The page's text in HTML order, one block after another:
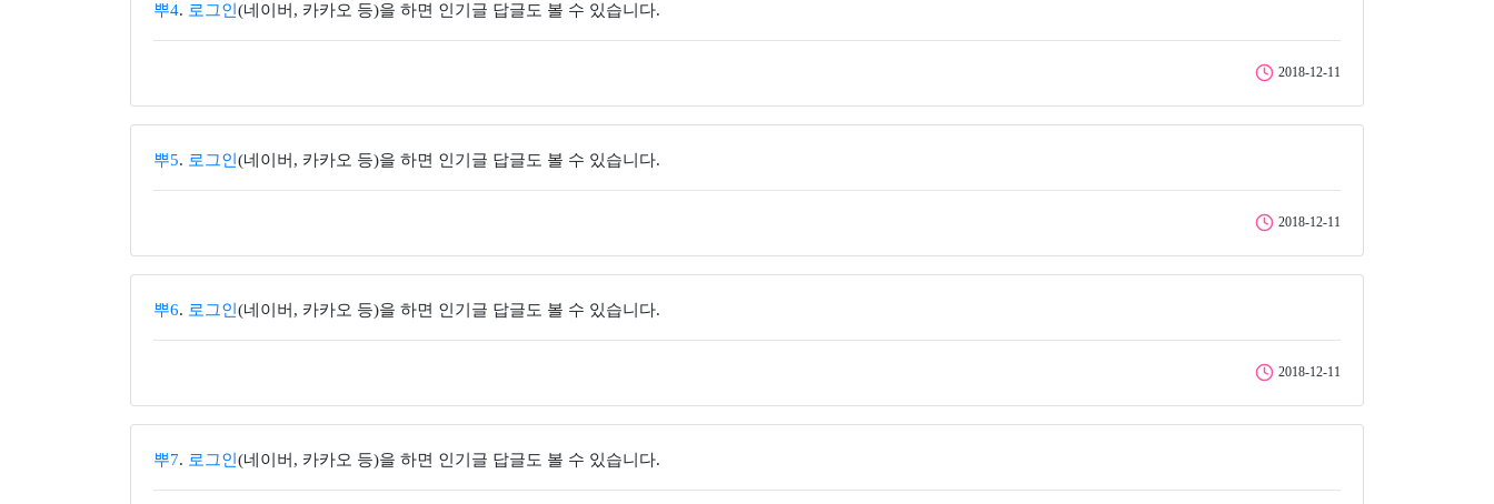
뿌4. 로그인 (네이버, 카카오 등)을 하면 인기글 답글도 볼 수 있습니다.
2018-12-11
뿌5. 로그인 (네이버, 카카오 등)을 하면 인기글 답글도 볼 수 있습니다.
2018-12-11
뿌6. 로그인 (네이버, 카카오 등)을 하면 인기글 답글도 볼 수 있습니다.
2018-12-11
뿌7. 로그인 (네이버, 카카오 등)을 하면 인기글 답글도 볼 수 있습니다.